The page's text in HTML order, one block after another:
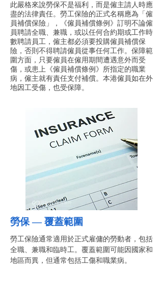
此嚴格來說勞保不是福利，而是僱主請人時應
盡的法律責任。勞工保險的正式名稱應為「僱
員補償保險」，《僱員補償條例》訂明不論僱
員聘請全職、兼職，或以任何合約期或工作時
數聘請員工，僱主都必須要投購僱員補償保
險，否則不得聘請僱員從事任何工作。保障範
圍方面，只要僱員在僱用期間遭遇意外而受
傷，或患上《僱員補償條例》所指定的職業
病，僱主就有責任支付補償。本港僱員如在外
地因工受傷，也受保障。
勞保 —覆蓋範圍
勞工保險通常適用於正式雇傭的勞動者，包括
全職、兼職和臨時工。覆蓋範圍可能因國家和
地區而異，但通常包括工傷和職業病。